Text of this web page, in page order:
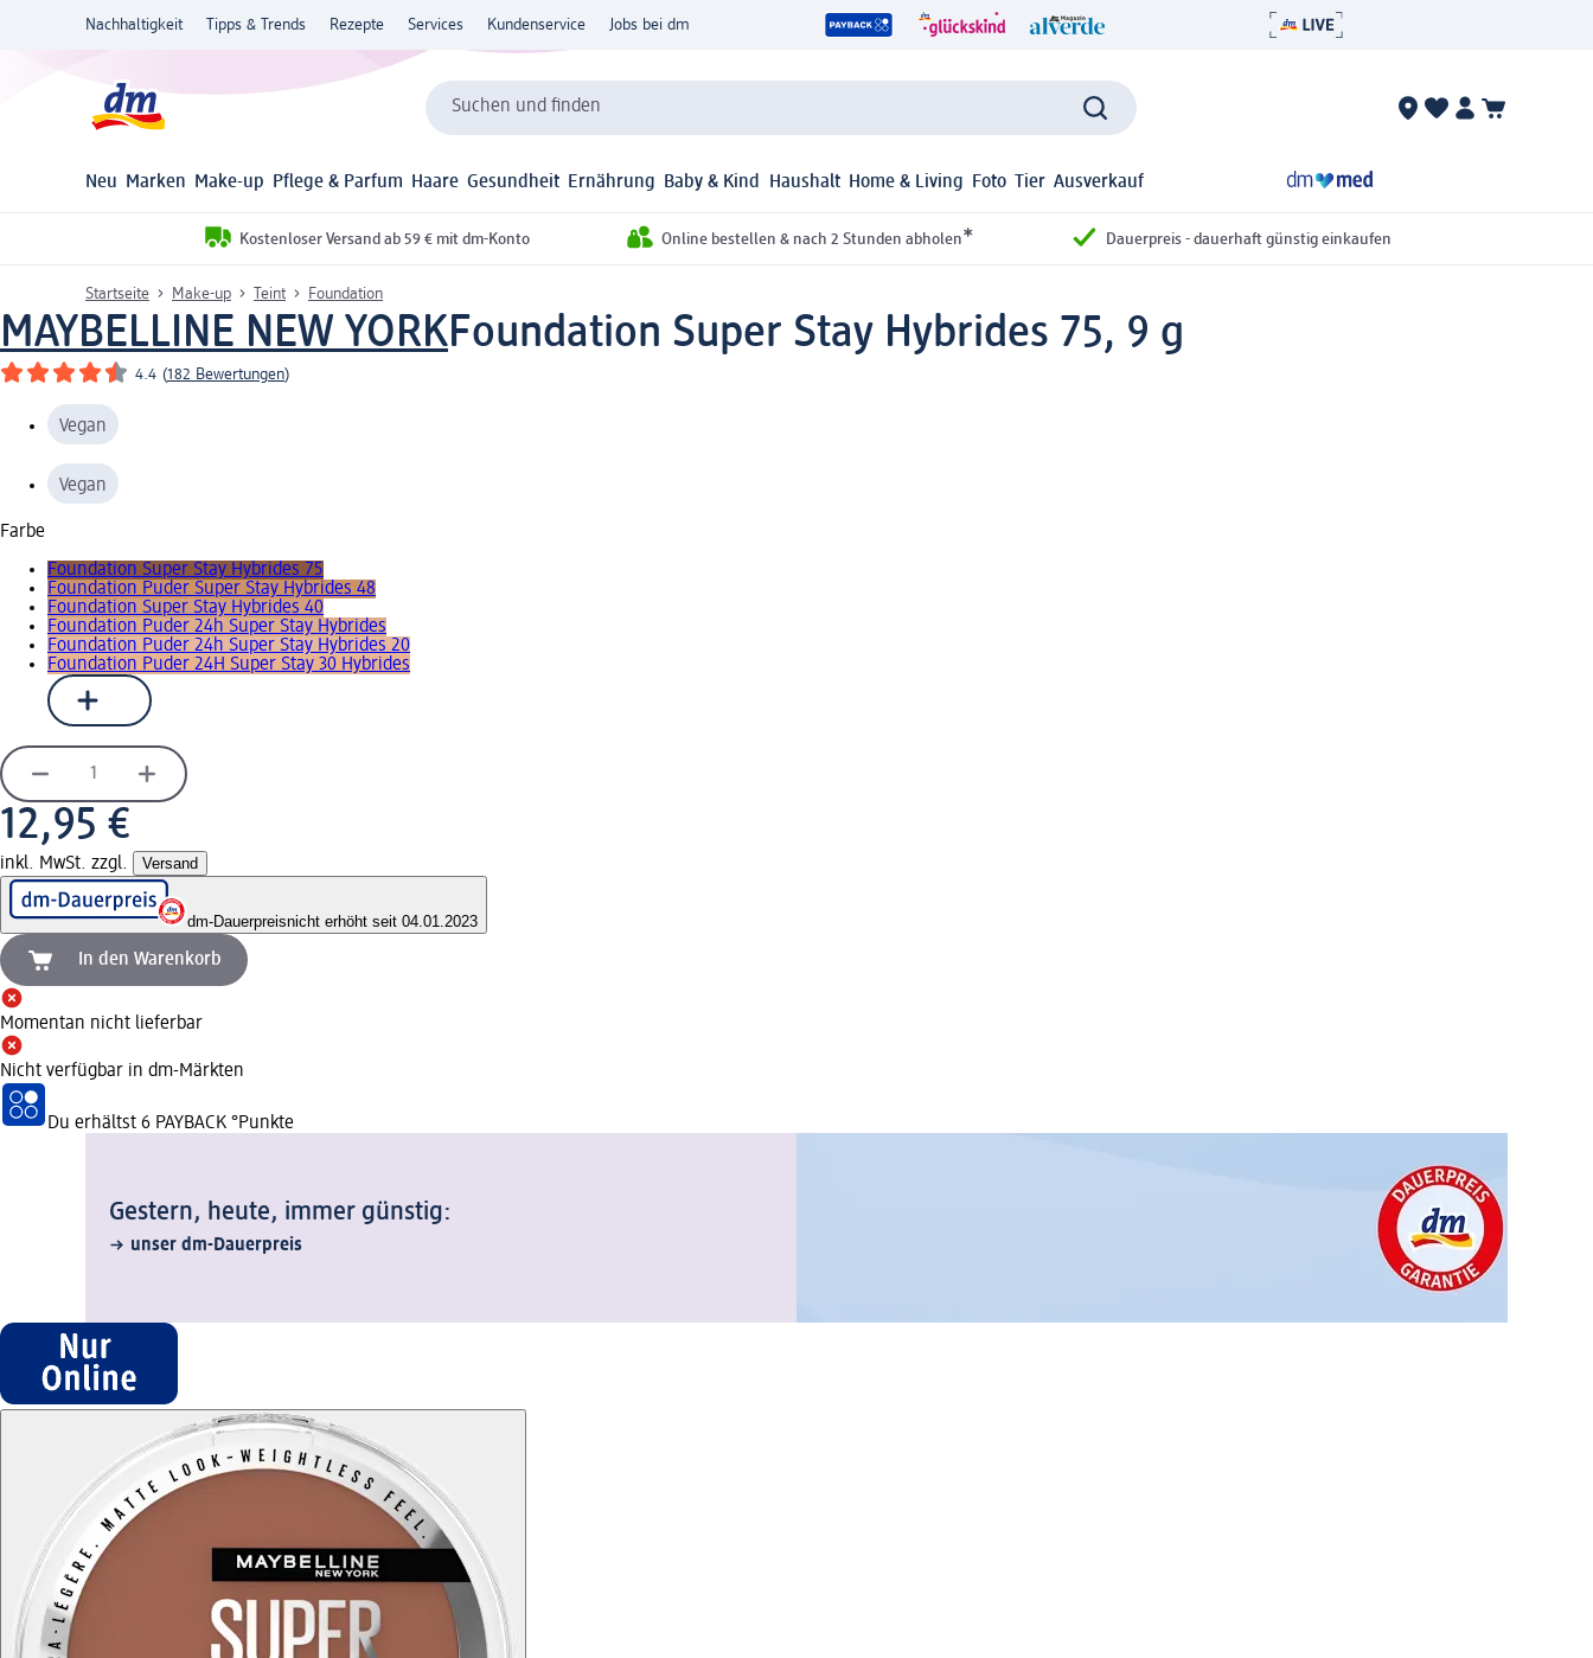
Nachhaltigkeit Tipps & Trends Rezepte Services Kundenservice Jobs bei dm
Suchen und finden
Neu Marken Make-up Pflege & Parfum Haare Gesundheit Ernährung Baby & Kind Haushalt Home & Living Foto Tier Ausverkauf
Kostenloser Versand ab 59 € mit dm-Konto Online bestellen & nach 2 Stunden abholen* Dauerpreis - dauerhaft günstig einkaufen
Startseite Make-up Teint Foundation
MAYBELLINE NEW YORKFoundation Super Stay Hybrides 75, 9 g
4.4 (182 Bewertungen)
Vegan
Vegan
Farbe
Foundation Super Stay Hybrides 75
Foundation Puder Super Stay Hybrides 48
Foundation Super Stay Hybrides 40
Foundation Puder 24h Super Stay Hybrides
Foundation Puder 24h Super Stay Hybrides 20
Foundation Puder 24H Super Stay 30 Hybrides
12,95 €
inkl. MwSt. zzgl. Versand
dm-Dauerpreisnicht erhöht seit 04.01.2023
In den Warenkorb
Momentan nicht lieferbar
Nicht verfügbar in dm-Märkten
Du erhältst 6 PAYBACK °Punkte
Gestern, heute, immer günstig:
unser dm-Dauerpreis